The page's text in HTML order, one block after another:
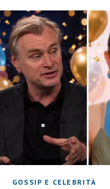
GOSSIP E CELEBRITÀ